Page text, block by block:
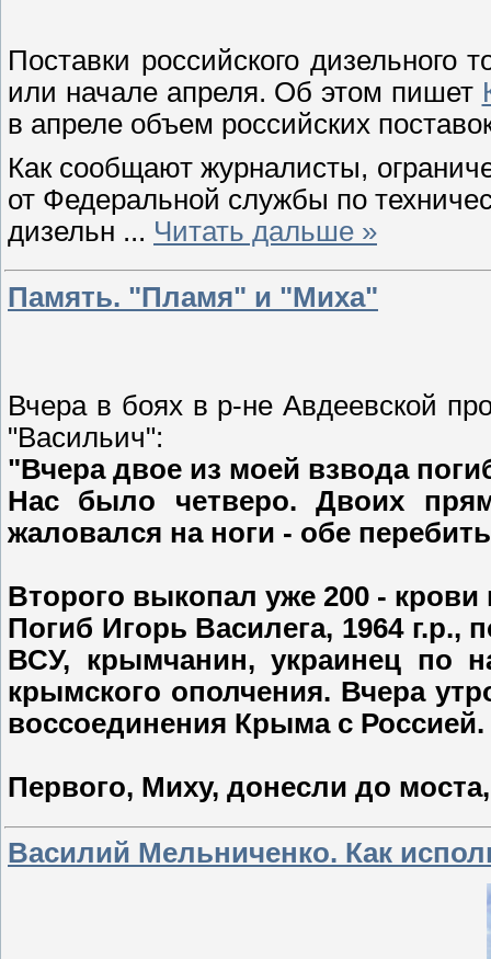
Поставки российского
или начале апреля. Об этом пишет
в апреле объем российских
Как сообщают журналисты,
от Федеральной службы по
дизельн ... Читать дальше »
Память. "Пламя" и "Миха"
Вчера в боях в р-не Авдеевской
"Васильич":
"Вчера двое из моей взвода
Нас было четверо. Двоих
жаловался на ноги - обе
Второго выкопал уже 200 - крови
Погиб Игорь Василега, 1964
ВСУ, крымчанин, украинец по
крымского ополчения. Вчера
воссоединения Крыма с Россией.
Первого, Миху, донесли до
Василий Мельниченко. Как